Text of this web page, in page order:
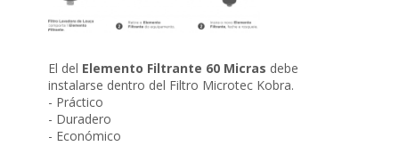
El del Elemento Filtrante 60 Micras debe
instalarse dentro del Filtro Microtec Kobra.
- Práctico
- Duradero
- Económico